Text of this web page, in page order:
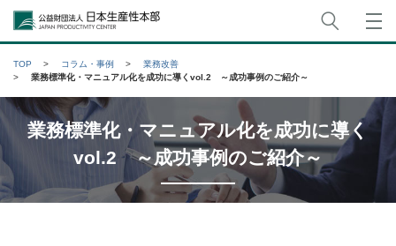
公益財団法人日本生産性本部
TOP コラム・事例
業務改善
業務標準化・マニュアル化を成功に導くvol.2 ～成功事例のご紹介～
業務標準化・マニュアル化を成功に導く
vol.2 ～成功事例のご紹介～